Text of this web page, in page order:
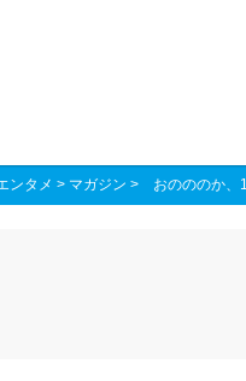
ンタメ > マガジン > おのののか、